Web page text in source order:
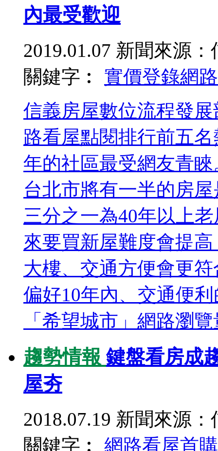
內最受歡迎
2019.01.07 新聞來源：
關鍵字︰ 實價登錄網
信義房屋數位流程發
路看屋點閱排行前五
年的社區最受網友青
台北市將有一半的房
三分之一為40年以上
來要買新屋難度會提
大樓、交通方便會更
偏好10年內、交通便
「希望城市」網路瀏
趨勢情報鍵盤看房成
屋夯
2018.07.19 新聞來源：
關鍵字︰ 網路看屋首購